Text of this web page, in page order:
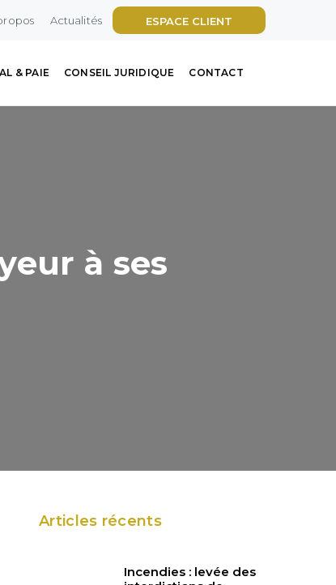
ESPACE CLIENT
Actualités
& PAIE CONSEIL JURIDIQUE CONTACT
à ses
Articles récents
Incendies : levée des